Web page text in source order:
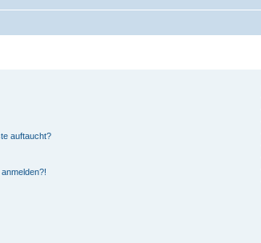
auftaucht?